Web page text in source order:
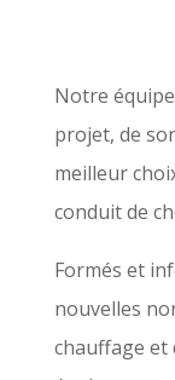
Notre
projet, de
meilleur
conduit de
Formés et
nouvelles
chauffage et